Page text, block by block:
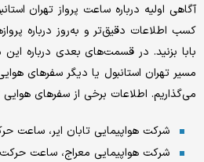
آگاهی اولیه درباره ساعت پرواز تهران
کسب اطلاعات دقیق‌تر و به‌روز درباره
بابا بزنید. در قسمت‌‌های بعدی درباره این
مسیر تهران استانبول یا دیگر سفرهای
می‌گذاریم. اطلاعات برخی از سفرهای هوایی
شرکت هواپیمایی تابان ایر، ساعت حرکت
شرکت هواپیمایی معراج، ساعت حرکت 12:00